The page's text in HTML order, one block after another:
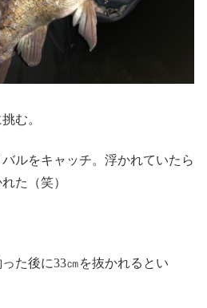
む。
ルをキャッチ。浮かれていたら
た（笑）
た後に33㎝を抜かれるとい